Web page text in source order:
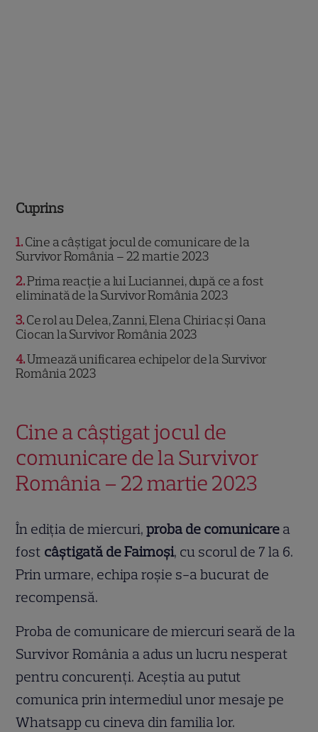
Cuprins
1 Cine a câștigat jocul de comunicare de la
Survivor România – 22 martie 2023
2 Prima reacție a lui Luciannei, după ce a fost
eliminată de la Survivor România 2023
3 Ce rol au Delea, Zanni, Elena Chiriac și Oana
Ciocan la Survivor România 2023
4 Urmează unificarea echipelor de la Survivor
România 2023
Cine a câștigat jocul de
comunicare de la Survivor
România – 22 martie 2023
În ediția de miercuri,proba de comunicare a
fost câștigată de Faimoși, cu scorul de 7 la 6.
Prin urmare, echipa roșie s-a bucurat de
recompensă.
Proba de comunicare de miercuri seară de la
Survivor România a adus un lucru nesperat
pentru concurenți. Aceștia au putut
comunica prin intermediul unor mesaje pe
Whatsapp cu cineva din familia lor.